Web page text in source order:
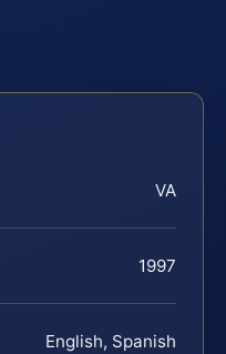
VA
1997
English, Spanish